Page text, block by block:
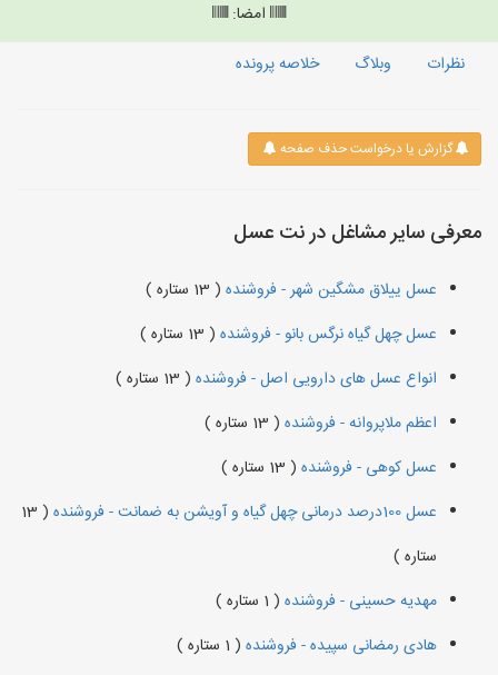
امضا:
نظرات
وبلاگ خلاصه پرونده
گزارش یا درخواست حذف صفحه
معرفی سایر مشاغل در نت عسل
عسل ییلاق مشگین شهر - فروشنده ( 13 ستاره )
عسل چهل گیاه نرگس بانو - فروشنده ( 13 ستاره )
انواع عسل های دارویی اصل - فروشنده ( 13 ستاره )
اعظم ملاپروانه - فروشنده ( 13 ستاره )
عسل کوهی - فروشنده ( 13 ستاره )
عسل 100درصد درمانی چهل گیاه و آویشن به ضمانت - فروشنده
( 13
ستاره )
مهدیه حسینی - فروشنده ( 1 ستاره )
هادی رمضانی سپیده - فروشنده ( 1 ستاره )